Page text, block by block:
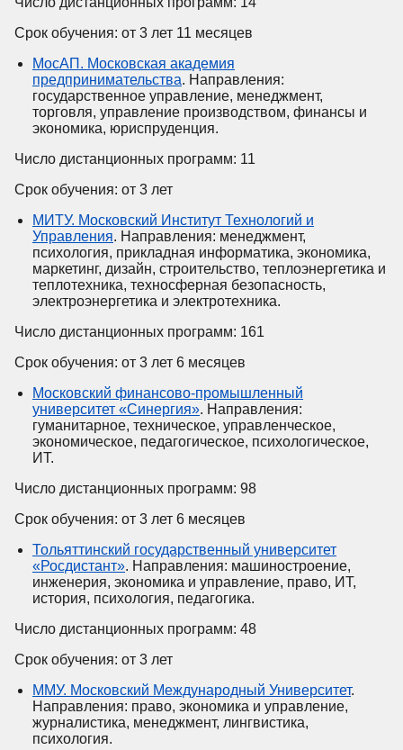
Срок обучения: от 3 лет 11 месяцев
МосАП. Московская академия
предпринимательства. Направления:
государственное управление, менеджмент,
торговля, управление производством, финансы и
экономика, юриспруденция.
Число дистанционных программ: 11
Срок обучения: от 3 лет
МИТУ. Московский Институт Технологий и
Управления. Направления: менеджмент,
психология, прикладная информатика, экономика,
маркетинг, дизайн, строительство, теплоэнергетика и
теплотехника, техносферная безопасность,
электроэнергетика и электротехника.
Число дистанционных программ: 161
Срок обучения: от 3 лет 6 месяцев
Московский финансово-промышленный
университет «Синергия». Направления:
гуманитарное, техническое, управленческое,
экономическое, педагогическое, психологическое,
ИТ.
Число дистанционных программ: 98
Срок обучения: от 3 лет 6 месяцев
Тольяттинский государственный университет
«Росдистант». Направления: машиностроение,
инженерия, экономика и управление, право, ИТ,
история, психология, педагогика.
Число дистанционных программ: 48
Срок обучения: от 3 лет
ММУ. Московский Международный Университет.
Направления: право, экономика и управление,
журналистика, менеджмент, лингвистика,
психология.